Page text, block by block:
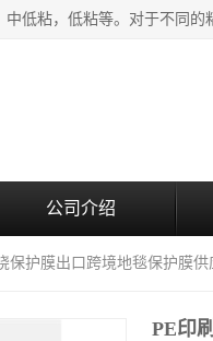
公司介绍
保护膜出口跨境地毯保护膜供
PE印